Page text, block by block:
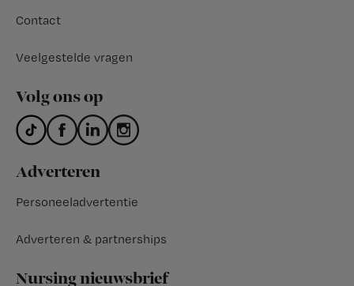
Contact
Veelgestelde vragen
Volg ons op
Adverteren
Personeeladvertentie
Adverteren & partnerships
Nursing nieuwsbrief